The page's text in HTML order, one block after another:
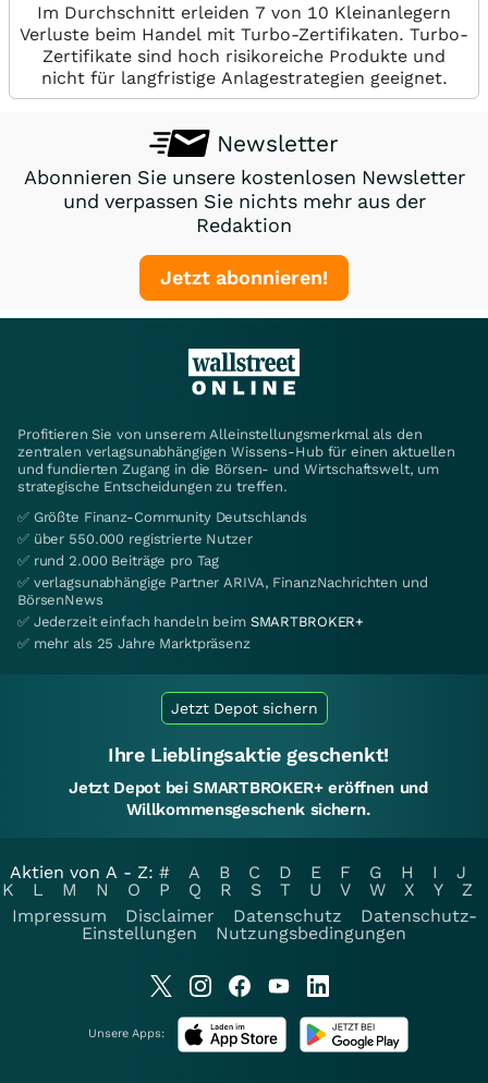
Im Durchschnitt erleiden 7 von 10 Kleinanlegern
Verluste beim Handel mit Turbo-Zertifikaten. Turbo-
Zertifikate sind hoch risikoreiche Produkte und
nicht für langfristige Anlagestrategien geeignet.
Newsletter
Abonnieren Sie unsere kostenlosen Newsletter
und verpassen Sie nichts mehr aus der
Redaktion
Jetzt abonnieren!
Profitieren Sie von unserem Alleinstellungsmerkmal als den
zentralen verlagsunabhängigen Wissens-Hub für einen aktuellen
und fundierten Zugang in die Börsen- und Wirtschaftswelt, um
strategische Entscheidungen zu treffen.
✅ Größte Finanz-Community Deutschlands
✅ über 550.000 registrierte Nutzer
✅ rund 2.000 Beiträge pro Tag
✅ verlagsunabhängige Partner ARIVA, FinanzNachrichten und
BörsenNews
✅ Jederzeit einfach handeln beim SMARTBROKER+
✅ mehr als 25 Jahre Marktpräsenz
Jetzt Depot sichern
Ihre Lieblingsaktie geschenkt!
Jetzt Depot bei SMARTBROKER+ eröffnen und
Willkommensgeschenk sichern.
Aktien von A - Z: # A B C D E F G H I
J
K
L M N O P Q R S T U V W X Y
Z
Impressum
Disclaimer Datenschutz
Datenschutz-
Einstellungen
Nutzungsbedingungen
Unsere Apps: